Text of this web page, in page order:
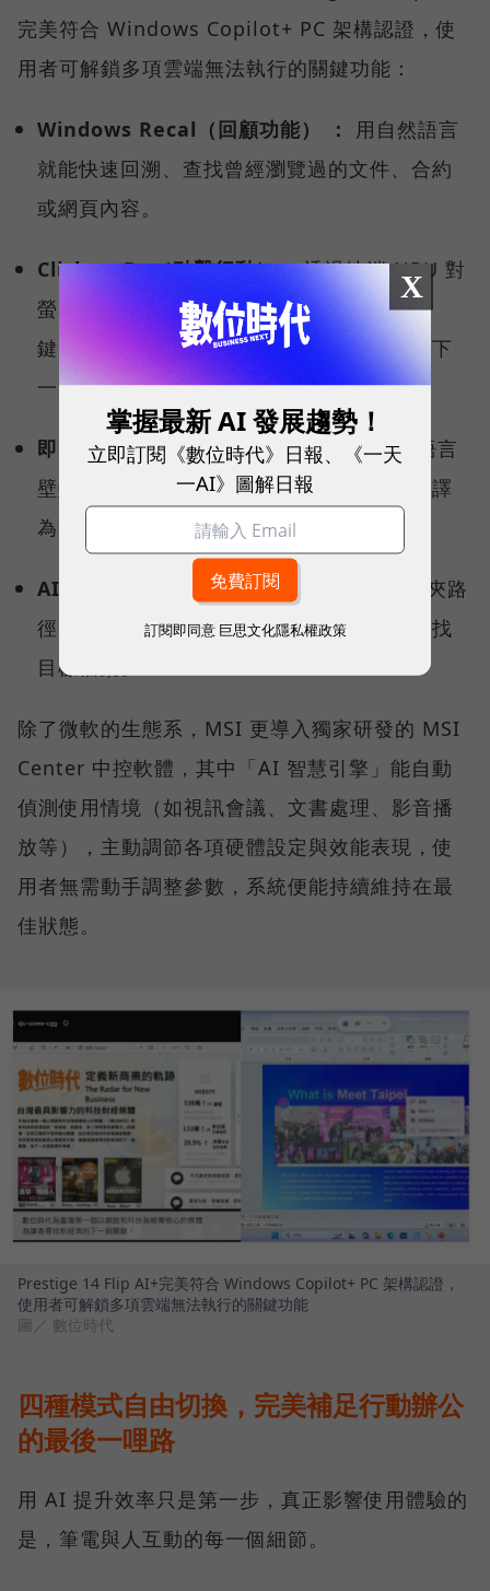
完美符合 Windows Copilot+ PC 架構認證，使
用者可解鎖多項雲端無法執行的關鍵功能：
Windows Recal（回顧功能） ：
用自然語言
就能快速回溯、查找曾經瀏覽過的文件、合約
或網頁內容。
Click to Do（點擊行動）：透過地端 NPU 對
螢幕內容的即時理解，使用者只要按下快捷
鍵，就能讓系統智慧偵測、分析，預測你的下
一步行動，快速啟動後續工作流程。
即時字幕翻譯（Live Captions）：打破語言
壁壘，跨國視訊會議時，即時將多國語言翻譯
為繁體中文。
AI 智慧搜尋：
不需要精確記住檔名或資料夾路
徑，用自然語言就能從茫茫資料海中精準查找
目標檔案。
除了微軟的生態系，MSI 更導入獨家研發的 MSI
Center 中控軟體，其中「AI 智慧引擎」能自動
偵測使用情境（如視訊會議、文書處理、影音播
放等），主動調節各項硬體設定與效能表現，使
用者無需動手調整參數，系統便能持續維持在最
佳狀態。
Prestige 14 Flip AI+完美符合 Windows Copilot+ PC 架構認證，
使用者可解鎖多項雲端無法執行的關鍵功能
圖／ 數位時代
四種模式自由切換，完美補足行動辦公
的最後一哩路
用 AI 提升效率只是第一步，真正影響使用體驗的
是，筆電與人互動的每一個細節。
X
掌握最新 AI 發展趨勢！
立即訂閱《數位時代》日報、《一天
一AI》圖解日報
訂閱即同意 巨思文化隱私權政策